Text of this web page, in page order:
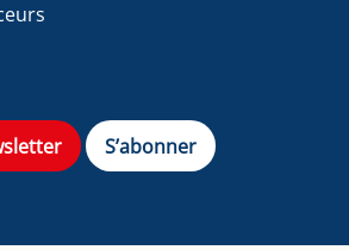
S’abonner